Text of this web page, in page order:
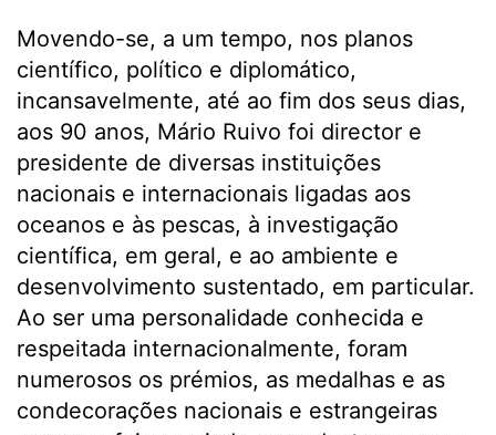
Movendo-se, a um tempo, nos planos
científico, político e diplomático,
incansavelmente, até ao fim dos seus dias,
aos 90 anos, Mário Ruivo foi director e
presidente de diversas instituições
nacionais e internacionais ligadas aos
oceanos e às pescas, à investigação
científica, em geral, e ao ambiente e
desenvolvimento sustentado, em particular.
Ao ser uma personalidade conhecida e
respeitada internacionalmente, foram
numerosos os prémios, as medalhas e as
condecorações nacionais e estrangeiras